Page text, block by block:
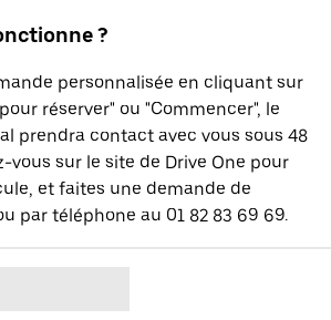
?
personnalisée en cliquant sur
réserver" ou "Commencer", le
prendra contact avec vous sous 48
vous sur le site de Drive One pour
et faites une demande de
par téléphone au 01 82 83 69 69.